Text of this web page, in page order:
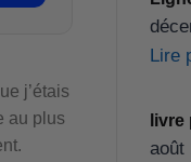
j’étais
au plus
Lire
août